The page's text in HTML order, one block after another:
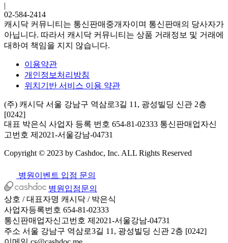
|
02-584-2414
캐시닥 커뮤니티는 통신판매중개자이며 통신판매의 당사자가
아닙니다. 따라서 캐시닥 커뮤니티는 상품 거래정보 및 거래에
대하여 책임을 지지 않습니다.
이용약관
개인정보처리방침
위치기반 서비스 이용 약관
(주) 캐시닥 서울 강남구 역삼로3길 11, 광성빌딩 신관 2층
[0242]
대표 박은식 사업자 등록 번호 654-81-02333 통신판매업자신
고번호 제2021-서울강남-04731
Copyright © 2023 by Cashdoc, Inc. ALL Rights Reserved
병원이벤트 입점 문의
병원입점문의
상호 / 대표자명 캐시닥 / 박은식
사업자등록번호 654-81-02333
통신판매업자신고번호 제2021-서울강남-04731
주소 서울 강남구 역삼로3길 11, 광성빌딩 신관 2층 [0242]